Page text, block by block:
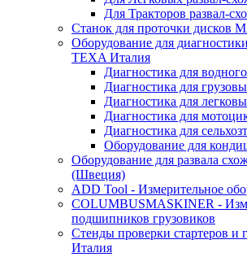
Для Тракторов развал-
Станок для проточки дисков
Оборудование для
TEXA Италия
Диагностика для
Диагностика для
Диагностика для
Диагностика для
Диагностика для
Оборудование для
Оборудование для развала
(Швеция)
ADD Tool - Измерительное
COLUMBUSMASKINER -
подшипников грузовиков
Стенды проверки стартеров и
Италия